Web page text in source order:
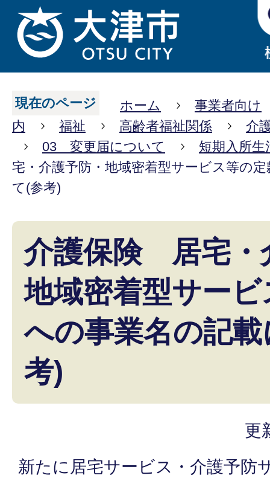
現在のページ ホーム
事業者向け
内
福祉 高齢者福祉関係
介
03 変更届について
短期入所生
宅・介護予防・地域密着型サービス等の
て(参考)
介護保険 居宅・
地域密着型サー
への事業名の記
考)
更
新たに居宅サービス・介護予防